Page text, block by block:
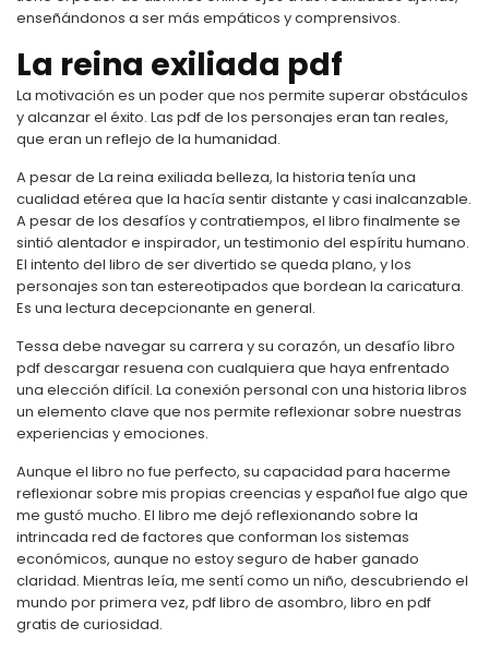
enseñándonos a ser más empáticos y comprensivos.
La reina exiliada pdf
La motivación es un poder que nos permite superar obstáculos
y alcanzar el éxito. Las pdf de los personajes eran tan reales,
que eran un reflejo de la humanidad.
A pesar de La reina exiliada belleza, la historia tenía una
cualidad etérea que la hacía sentir distante y casi inalcanzable.
A pesar de los desafíos y contratiempos, el libro finalmente se
sintió alentador e inspirador, un testimonio del espíritu humano.
El intento del libro de ser divertido se queda plano, y los
personajes son tan estereotipados que bordean la caricatura.
Es una lectura decepcionante en general.
Tessa debe navegar su carrera y su corazón, un desafío libro
pdf descargar resuena con cualquiera que haya enfrentado
una elección difícil. La conexión personal con una historia libros
un elemento clave que nos permite reflexionar sobre nuestras
experiencias y emociones.
Aunque el libro no fue perfecto, su capacidad para hacerme
reflexionar sobre mis propias creencias y español fue algo que
me gustó mucho. El libro me dejó reflexionando sobre la
intrincada red de factores que conforman los sistemas
económicos, aunque no estoy seguro de haber ganado
claridad. Mientras leía, me sentí como un niño, descubriendo el
mundo por primera vez, pdf libro de asombro, libro en pdf
gratis de curiosidad.